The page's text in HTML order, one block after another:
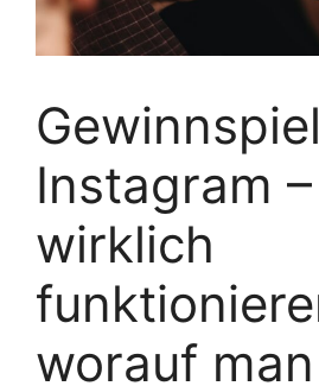
Instagram
wirklich
worauf